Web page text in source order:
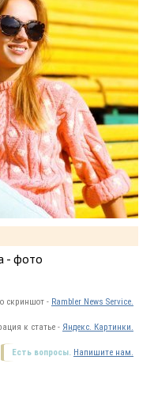
скриншот - Rambler News Service.
к статье - Яндекс. Картинки.
Есть вопросы. Напишите нам.